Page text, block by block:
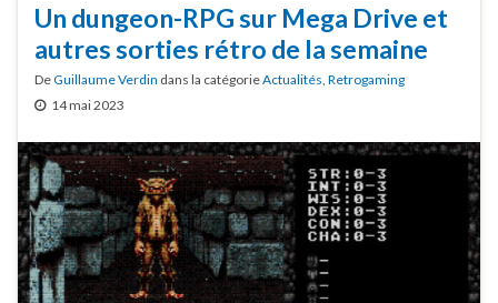
Un dungeon-RPG sur Mega Drive et
autres sorties rétro de la semaine
DeGuillaume Verdin dans la catégorieActualités Retrogaming
14 mai 2023